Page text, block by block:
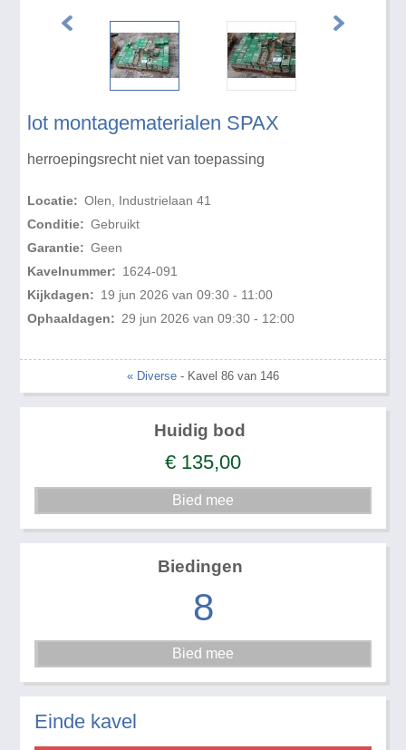
lot montagematerialen SPAX
herroepingsrecht niet van toepassing
Locatie: Olen, Industrielaan 41
Conditie: Gebruikt
Garantie: Geen
Kavelnummer: 1624-091
Kijkdagen: 19 jun 2026 van 09:30 - 11:00
Ophaaldagen: 29 jun 2026 van 09:30 - 12:00
« Diverse - Kavel 86 van 146
Huidig bod
€ 135,00
Biedingen
8
Einde kavel